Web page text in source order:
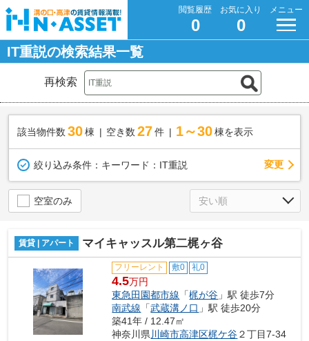
閲覧履歴
0
お気に入り
0
メニュー
IT重説の検索結果一覧
再検索
該当物件数 30棟 空き数 27 件 1～30 棟を表示
絞り込み条件： キーワード：IT重説 変更
空室のみ
賃貸 | アパート マイキャッスル第二梶ヶ谷
フリーレント 敷0 礼0
4.5万円
東急田園都市線 「梶が谷 」駅 徒歩7分
南武線 「武蔵溝ノ口 」駅 徒歩20分
築41年 / 12.47㎡
神奈川県 川崎市高津区梶ケ谷２丁目7-34